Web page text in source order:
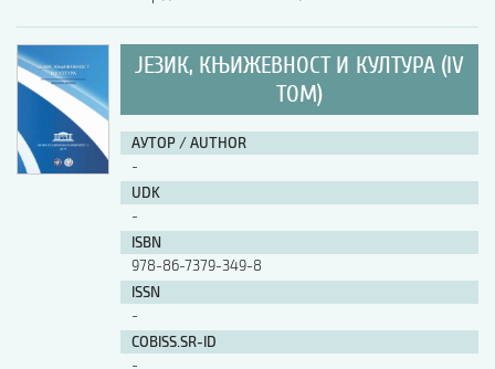
ЈЕЗИК, КЊИЖЕВНОСТ И КУЛТУРА (IV
ТОМ)
АУТОР / AUTHOR
-
UDK
-
ISBN
978-86-7379-349-8
ISSN
-
COBISS.SR-ID
-